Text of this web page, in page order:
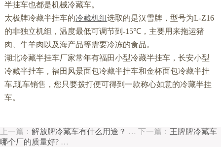
半挂车也都是机械冷藏车。
太极牌冷藏半挂车的冷藏机组选取的是汉雪牌，型号为L-Z16
的非独立机组，温度最低可调节到 -15℃，主要用来拖运猪
肉、牛羊肉以及海产品等需要冷冻的食品。
湖北冷藏半挂车厂家常年有福田小型冷藏半挂车，长安小型
冷藏半挂车，福田风景面包冷藏半挂车和金杯面包冷藏半挂
车,现车销售，您只要拨打便可得到一款称心如意的冷藏半挂
车。
上一篇： 解放牌冷藏车有什么用途？ … 下一篇： 王牌牌冷藏车
哪个厂的质量好? …